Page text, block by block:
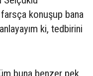
konuşup bana
ki, tedbirini
buna benzer pek